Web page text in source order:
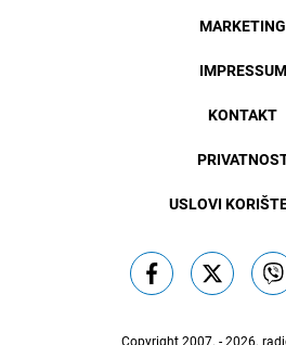
MARKETING
IMPRESSUM
KONTAKT
USLOVI
Copyright 2007. - 2026.